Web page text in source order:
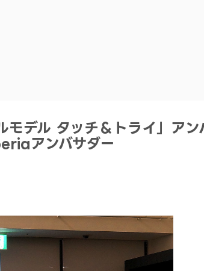
デル タッチ＆トライ」アン
アンバサダー